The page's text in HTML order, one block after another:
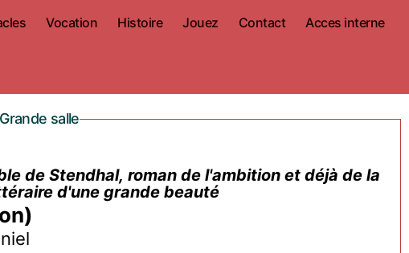
Vocation Histoire Jouez Contact Acces interne
salle
de Stendhal, roman de l'ambition et déjà de la
d'une grande beauté